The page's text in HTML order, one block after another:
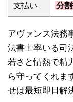
支払い 分
アヴァンス法務
法書士率いる司
若さと情熱で精
ら守ってくれま
せは最短即日解